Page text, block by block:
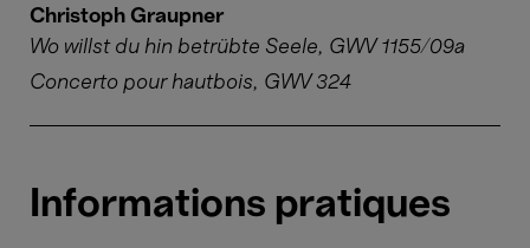
Christoph Graupner
Wo willst du hin betrübte Seele, GWV 1155/09a
Concerto pour hautbois, GWV 324
Informations pratiques